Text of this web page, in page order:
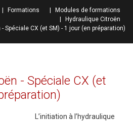
Formations
Modules de formations
Hydraulique Citroën
Spéciale CX (et SM) - 1 jour (en préparation)
- Spéciale CX (et
L’initiation à l’hydraulique